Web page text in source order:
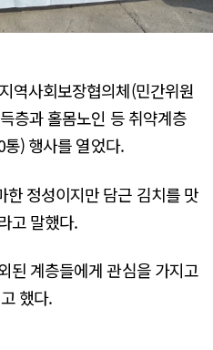
역사회보장협의체(민간위원
층과 홀몸노인 등 취약계층
) 행사를 열었다.
정성이지만 담근 김치를 맛
고 말했다.
된 계층들에게 관심을 가지고
했다.